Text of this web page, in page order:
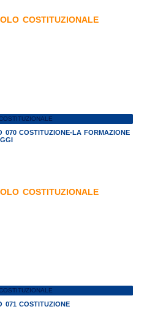
070 COSTITUZIONE-LA FORMAZIONE
071 COSTITUZIONE